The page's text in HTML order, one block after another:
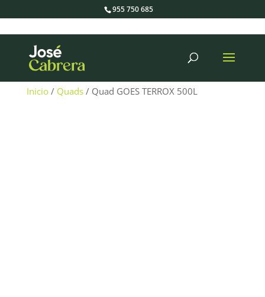
955 750 685
Inicio/ Quads/ Quad GOES TERROX 500L